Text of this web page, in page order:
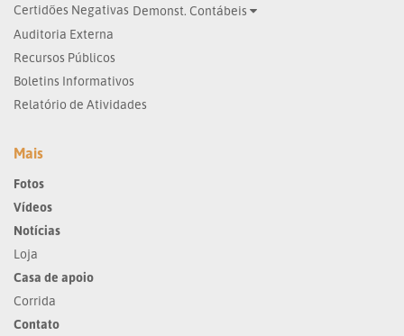
Certidões Negativas Demonst. Contábeis
Auditoria Externa
Recursos Públicos
Boletins Informativos
Relatório de Atividades
Mais
Fotos
Vídeos
Notícias
Loja
Casa de apoio
Corrida
Contato